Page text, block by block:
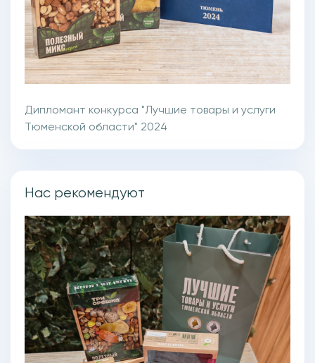
Дипломант конкурса "Лучшие товары и услуги
Тюменской области" 2024
Нас рекомендуют